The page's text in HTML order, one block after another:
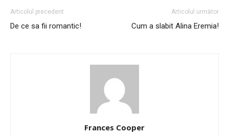
Articolul precedent
De ce sa fii romantic!
Articolul următor
Cum a slabit Alina Eremia!
Frances Cooper